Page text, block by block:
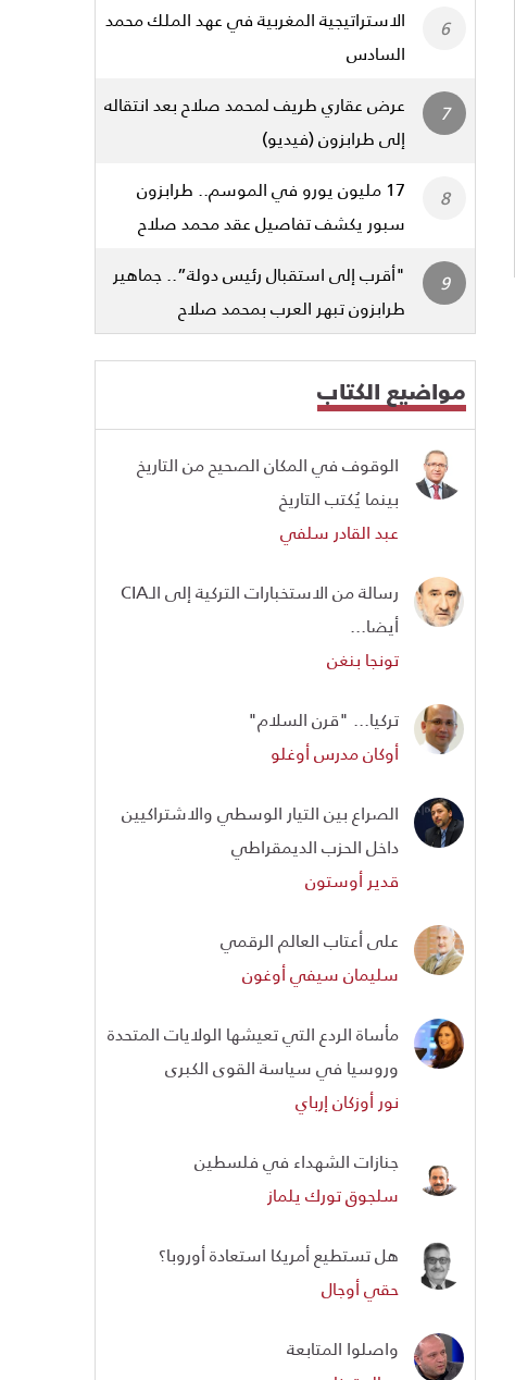
الاستراتيجية المغربية في عهد الملك محمد
السادس
عرض عقاري طريف لمحمد صلاح بعد انتقاله
إلى طرابزون (فيديو)
17 مليون يورو في الموسم.. طرابزون
سبور يكشف تفاصيل عقد محمد صلاح
"أقرب إلى استقبال رئيس دولة”.. جماهير
طرابزون تبهر العرب بمحمد صلاح
مواضيع الكتاب
الوقوف في المكان الصحيح من التاريخ
بينما يُكتب التاريخ
عبد القادر سلفي
رسالة من الاستخبارات التركية إلى الـCIA
أيضا...
تونجا بنغن
تركيا... "قرن السلام"
أوكان مدرس أوغلو
الصراع بين التيار الوسطي والاشتراكيين
داخل الحزب الديمقراطي
قدير أوستون
على أعتاب العالم الرقمي
سليمان سيفي أوغون
مأساة الردع التي تعيشها الولايات المتحدة
وروسيا في سياسة القوى الكبرى
نور أوزكان إرباي
جنازات الشهداء في فلسطين
سلجوق تورك يلماز
هل تستطيع أمريكا استعادة أوروبا؟
حقي أوجال
واصلوا المتابعة